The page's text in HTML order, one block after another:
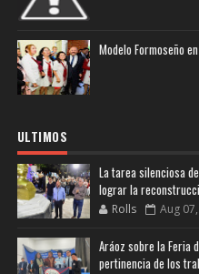
Modelo Formoseño
ULTIMOS
La tarea silenciosa
lograr la
Rolls Aug
Aráoz sobre la Feria
pertinencia de los